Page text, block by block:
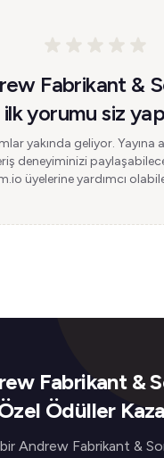
Fabrikant &
ilk yorumu siz
yakında geliyor. Yayına
deneyiminizi
üyelerine yardımcı
Fabrikant &
Ödüller
Andrew Fabrikant &